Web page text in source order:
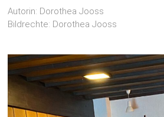
Autorin: Dorothea Jooss
Bildrechte: Dorothea Jooss